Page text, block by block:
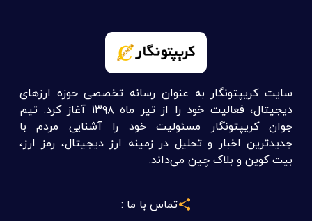
سایت کریپتونگار به عنوان رسانه تخصصی حوزه ارزهای
دیجیتال، فعالیت خود را از تیر ماه ۱۳۹۸ آغاز کرد. تیم
جوان کریپتونگار مسئولیت خود را آشنایی مردم با
جدیدترین اخبار و تحلیل در زمینه ارز دیجیتال، رمز ارز،
بیت کوین و بلاک چین می‌داند.
تماس با ما :